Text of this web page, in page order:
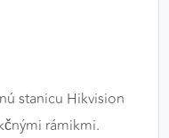
stanicu Hikvision
rámikmi.